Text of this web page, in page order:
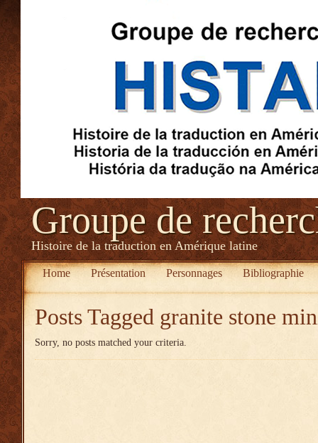
Groupe de
Histoire de la traduction en Amérique latine
Home Présentation Personnages Bibliographie
Posts Tagged granite stone
Sorry, no posts matched your criteria.